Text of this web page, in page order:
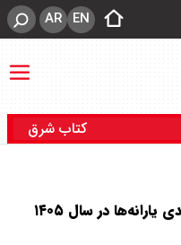
EN
AR
کتاب شرق
منابع هدفمندی یارانه‌ها در سال ۱۴۰۵